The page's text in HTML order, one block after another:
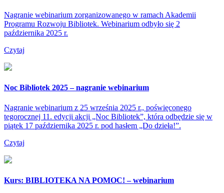
Nagranie webinarium zorganizowanego w ramach Akademii
Programu Rozwoju Bibliotek. Webinarium odbyło się 2
października 2025 r.
Czytaj
Noc Bibliotek 2025 – nagranie webinarium
Nagranie webinarium z 25 września 2025 r., poświęconego
tegorocznej 11. edycji akcji „Noc Bibliotek”, która odbędzie się w
piątek 17 października 2025 r. pod hasłem „Do dzieła!”.
Czytaj
Kurs: BIBLIOTEKA NA POMOC! – webinarium